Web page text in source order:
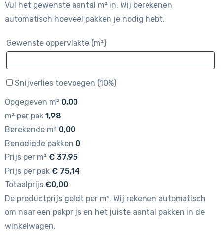
Vul het gewenste aantal m² in. Wij berekenen
automatisch hoeveel pakken je nodig hebt.
Gewenste oppervlakte (m²)
Snijverlies toevoegen (10%)
Opgegeven m² 0,00
m² per pak 1,98
Berekende m² 0,00
Benodigde pakken 0
Prijs per m² € 37,95
Prijs per pak € 75,14
Totaalprijs €0,00
De productprijs geldt per m². Wij rekenen automatisch
om naar een pakprijs en het juiste aantal pakken in de
winkelwagen.